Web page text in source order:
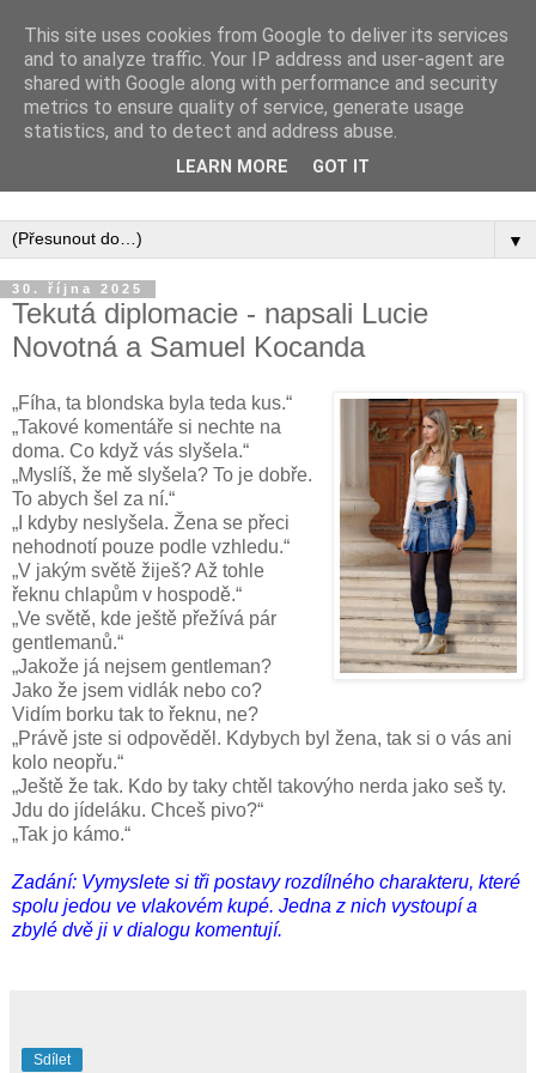
Inspirujte se tím, co píší posluchači kurzů a co se na nich
▼
30. října 2025
Tekutá diplomacie - napsali Lucie
Novotná a Samuel Kocanda
„Fíha, ta blondska byla teda kus.“
„Takové komentáře si nechte na
doma. Co když vás slyšela.“
„Myslíš, že mě slyšela? To je dobře.
To abych šel za ní.“
„I kdyby neslyšela. Žena se přeci
nehodnotí pouze podle vzhledu.“
„V jakým světě žiješ? Až tohle
řeknu chlapům v hospodě.“
„Ve světě, kde ještě přežívá pár
gentlemanů.“
„Jakože já nejsem gentleman?
Jako že jsem vidlák nebo co?
Vidím borku tak to řeknu, ne?
„Právě jste si odpověděl. Kdybych byl žena, tak si o vás ani
kolo neopřu.“
„Ještě že tak. Kdo by taky chtěl takovýho nerda jako seš ty.
Jdu do jídeláku. Chceš pivo?“
„Tak jo kámo.“
Zadání: Vymyslete si tři postavy rozdílného charakteru, které
spolu jedou ve vlakovém kupé. Jedna z nich vystoupí a
zbylé dvě ji v dialogu komentují.
Sdílet
This site uses cookies from Google to deliver its services
and to analyze traffic. Your IP address and user-agent are
shared with Google along with performance and security
metrics to ensure quality of service, generate usage
statistics, and to detect and address abuse.
LEARN MORE GOT IT